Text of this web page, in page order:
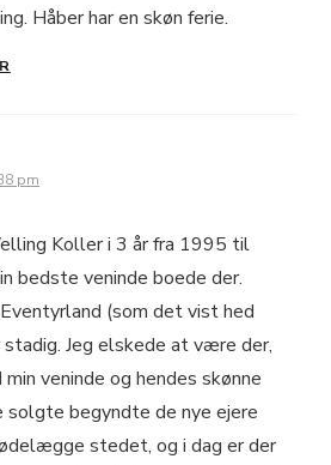
Håber har en skøn ferie.
pm
Koller i 3 år fra 1995 til
bedste veninde boede der.
(som det vist hed
stadig. Jeg elskede at være der,
veninde og hendes skønne
solgte begyndte de nye ejere
stedet, og i dag er der